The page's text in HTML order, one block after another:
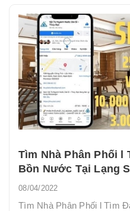
Tìm Nhà Phân Phối l
Bồn Nước Tại Lạng
08/04/2022
Tìm Nhà Phân Phối l Tìm